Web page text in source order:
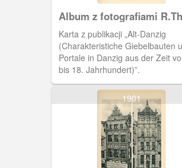
Album z fotografiami
Kuhna
Karta z publikacji „Alt-Danzig
(Charakteristiche Giebelbauten
Portale in Danzig aus der Zeit
bis 18. Jahrhundert)”.
1901